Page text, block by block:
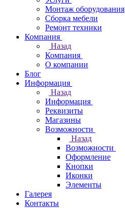
Монтаж оборудования
Сборка мебели
Ремонт техники
Компания
Назад
Компания
О компании
Блог
Информация
Назад
Информация
Реквизиты
Магазины
Возможности
Назад
Возможности
Оформление
Кнопки
Иконки
Элементы
Галерея
Контакты